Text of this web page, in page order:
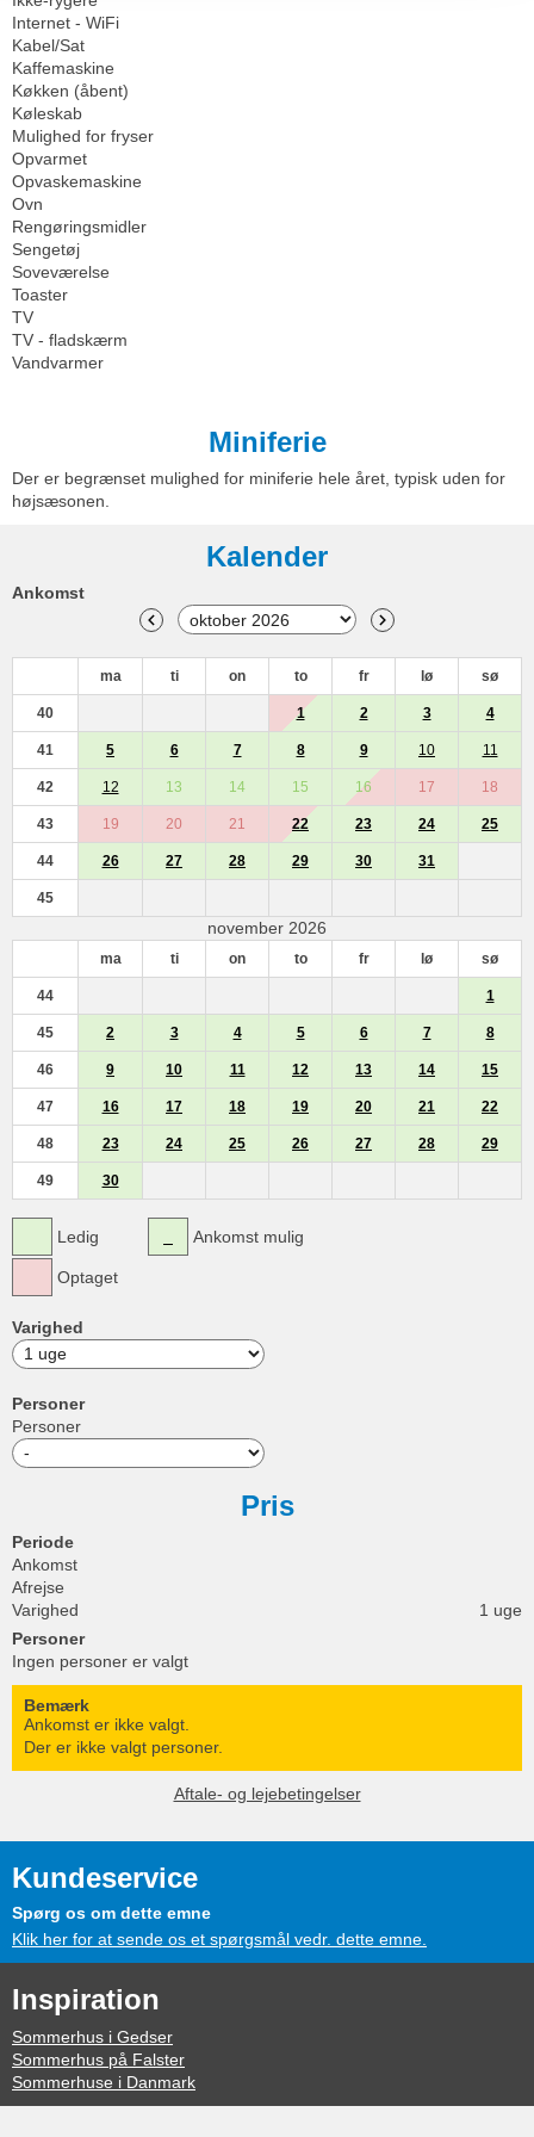
Internet - WiFi
Kabel/Sat
Kaffemaskine
Køkken (åbent)
Køleskab
Mulighed for fryser
Opvarmet
Opvaskemaskine
Ovn
Rengøringsmidler
Sengetøj
Soveværelse
Toaster
TV
TV - fladskærm
Vandvarmer
Miniferie
Der er begrænset mulighed for miniferie hele året, typisk uden for
højsæsonen.
Kalender
Ankomst
ma ti on to fr lø sø
40 1 2 3 4
41 5 6 7 8 9 10 11
42 12 13 14 15 16 17 18
43 19 20 21 22 23 24 25
44 26 27 28 29 30 31
45
november 2026
ma ti on to fr lø sø
44 1
45 2 3 4 5 6 7 8
46 9 10 11 12 13 14 15
47 16 17 18 19 20 21 22
48 23 24 25 26 27 28 29
49 30
Ledig
Optaget
Ankomst mulig
Varighed
Personer
Personer
Pris
Periode
Ankomst
Afrejse
Varighed
1 uge
Personer
Ingen personer er valgt
Bemærk
Ankomst er ikke valgt.
Der er ikke valgt personer.
Aftale- og lejebetingelser
Kundeservice
Spørg os om dette emne
Klik her for at sende os et spørgsmål vedr. dette emne.
Inspiration
Sommerhus i Gedser
Sommerhus på Falster
Sommerhuse i Danmark